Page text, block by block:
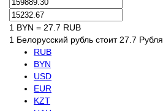
1 BYN = 27.7 RUB
1 Белорусский рубль стоит 27.7 Рубля
RUB
BYN
USD
EUR
KZT